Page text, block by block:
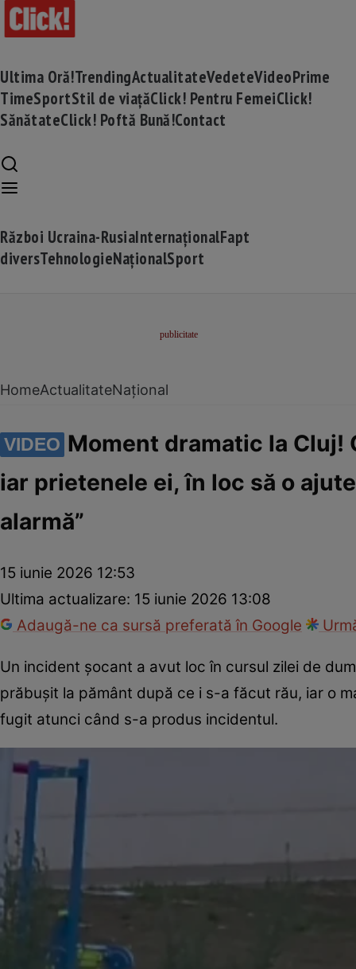
Ultima Oră!TrendingActualitateVedeteVideoPrime
TimeSportStil de viațăClick! Pentru FemeiClick!
SănătateClick! Poftă Bună!Contact
Război Ucraina-RusiaInternaționalFapt
diversTehnologieNaționalSport
HomeActualitateNațional
VIDEO Moment dramatic la Cluj!
iar prietenele ei, în loc să o
alarmă”
15 iunie 2026 12:53
Ultima actualizare: 15 iunie 2026 13:08
Adaugă-ne ca sursă preferată în Google
Un incident șocant a avut loc în cursul zilei de
prăbușit la pământ după ce i s-a făcut rău, iar o
fugit atunci când s-a produs incidentul.